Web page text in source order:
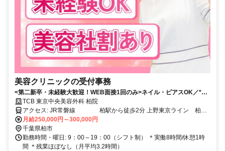
美容クリニックの受付事務
<第二新卒・未経験大歓迎！WEB面接1回のみ>ネイル・ピアスOK／*残
業月平均3.2h*美容社割あり／20・30代女性活躍中／柏駅から徒歩2分
TCB 東京中央美容外科 柏院
アクセス: JR常磐線 柏駅から徒歩2分 上野東京ライン 柏駅
から徒歩2分 東武野田線 柏駅から徒歩2分
月給250,000円～300,000円
千葉県柏市
勤務時間・曜日: 9：00～19：00（シフト制） ＊実働8時間/休憩1時
間 ＊残業ほぼなし（月平均3.2時間）